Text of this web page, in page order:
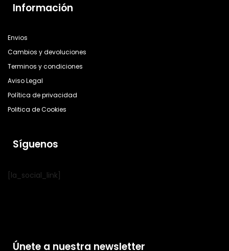
Información
Envios
Cambios y devoluciones
Terminos y condiciones
Aviso Legal
Política de privacidad
Politica de Cookies
Síguenos
[la_social_link]
Únete a nuestra newsletter